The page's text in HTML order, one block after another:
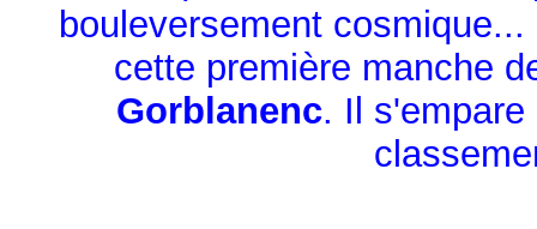
bouleversement cosmique...
cette première manche
Gorblanenc. Il